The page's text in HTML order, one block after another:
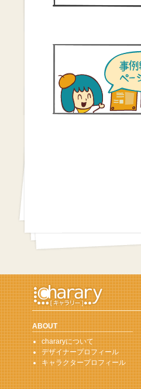
ABOUT
chararyについて
デザイナープロフィール
キャラクタープロフィール